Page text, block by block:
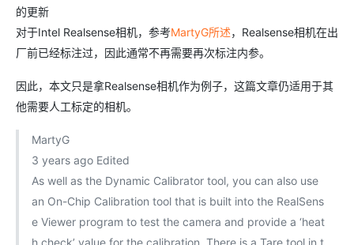
的更新
对于Intel Realsense相机，参考MartyG所述，Realsense相机在出
厂前已经标注过，因此通常不再需要再次标注内参。
因此，本文只是拿Realsense相机作为例子，这篇文章仍适用于其
他需要人工标定的相机。
MartyG
3 years ago Edited
As well as the Dynamic Calibrator tool, you can also use
an On-Chip Calibration tool that is built into the RealSens
e Viewer program to test the camera and provide a ‘heat
h check’ value for the calibration. There is a Tare tool in t